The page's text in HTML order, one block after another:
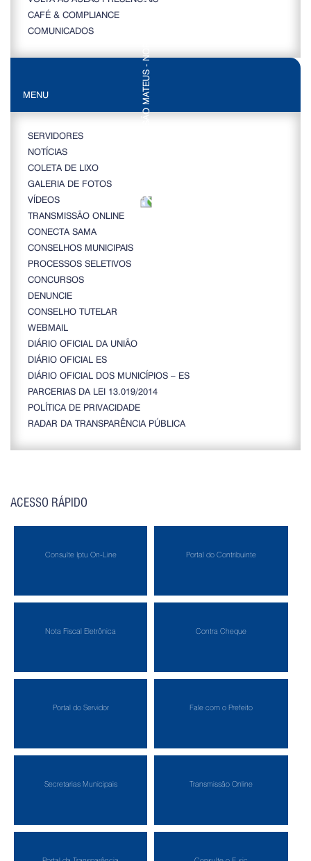
CAFÉ & COMPLIANCE
COMUNICADOS
MENU
SERVIDORES
NOTÍCIAS
COLETA DE LIXO
GALERIA DE FOTOS
VÍDEOS
TRANSMISSÃO ONLINE
CONECTA SAMA
CONSELHOS MUNICIPAIS
PROCESSOS SELETIVOS
CONCURSOS
DENUNCIE
CONSELHO TUTELAR
WEBMAIL
DIÁRIO OFICIAL DA UNIÃO
DIÁRIO OFICIAL ES
DIÁRIO OFICIAL DOS MUNICÍPIOS – ES
PARCERIAS DA LEI 13.019/2014
POLÍTICA DE PRIVACIDADE
RADAR DA TRANSPARÊNCIA PÚBLICA
ACESSO RÁPIDO
Consulte Iptu On-Line Portal do Contribuinte
Nota Fiscal Eletrônica Contra Cheque
Portal do Servidor Fale com o Prefeito
Secretarias Municipais Transmissão Online